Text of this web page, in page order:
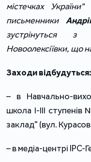
містечках
письменники
зустрінуться з
Новоолексіївки, що
Заходи відбудуться:
– в Навчально-
школа І-ІІІ
заклад" (вул.
– в медіа-центрі IPC-